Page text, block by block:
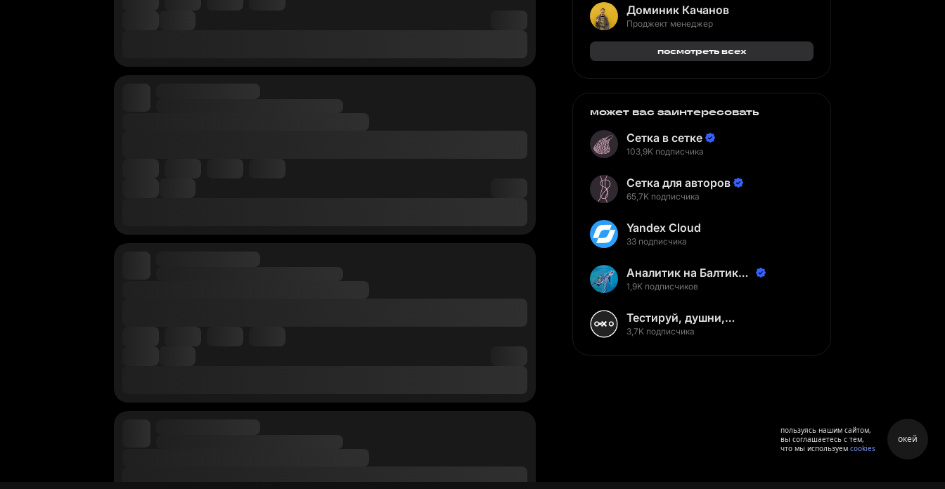
Доминик Качанов
Проджект менеджер
посмотреть всех
может вас заинтересовать
Сетка в сетке
103,9K подписчика
Сетка для авторов
65,7K подписчика
Yandex Cloud
33 подписчика
Аналитик на Балтике |
Неверов Станислав
1,9K подписчиков
Тестируй, душни,
наслаждайся
3,7K подписчика
пользуясь нашим сайтом,
вы соглашаетесь с тем,
что мы используем cookies
окей